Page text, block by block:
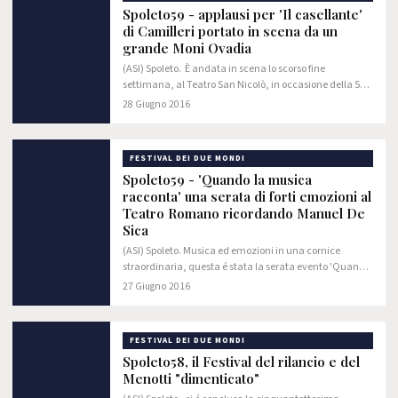
Spoleto59 - applausi per 'Il casellante'
di Camilleri portato in scena da un
grande Moni Ovadia
(ASI) Spoleto. È andata in scena lo scorso fine
settimana, al Teatro San Nicolò, in occasione della 59°
edizione del Festival dei Due Mondi di Spoleto la pièce
28 Giugno 2016
FESTIVAL DEI DUE MONDI
Spoleto59 - 'Quando la musica
racconta' una serata di forti emozioni al
Teatro Romano ricordando Manuel De
Sica
(ASI) Spoleto. Musica ed emozioni in una cornice
straordinaria, questa é stata la serata evento 'Quando
la musica racconta' organizzata dalla Società Italiana
27 Giugno 2016
FESTIVAL DEI DUE MONDI
Spoleto58, il Festival del rilancio e del
Menotti "dimenticato"